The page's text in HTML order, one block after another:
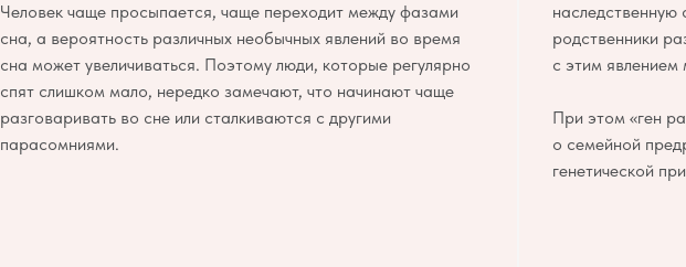
Человек чаще просыпается, чаще переходит между фазами
сна, а вероятность различных необычных явлений во время
сна может увеличиваться. Поэтому люди, которые регулярно
спят слишком мало, нередко замечают, что начинают чаще
разговаривать во сне или сталкиваются с другими
парасомниями.
наследственную
родственники
с этим
При этом «ген
о семейной
генетической